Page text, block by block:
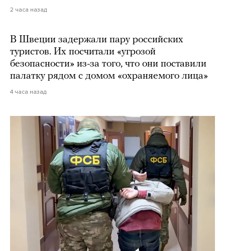
2 часа назад
В Швеции задержали пару российских
туристов. Их посчитали «угрозой
безопасности» из-за того, что они поставили
палатку рядом с домом «охраняемого лица»
4 часа назад